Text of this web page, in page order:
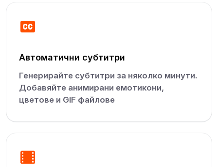
Автоматични субтитри
Генерирайте субтитри за няколко минути.
Добавяйте анимирани емотикони,
цветове и GIF файлове